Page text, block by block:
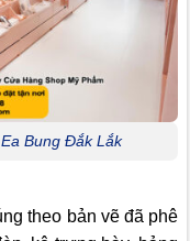
Bung Đắk Lắk
theo bản vẽ đã phê